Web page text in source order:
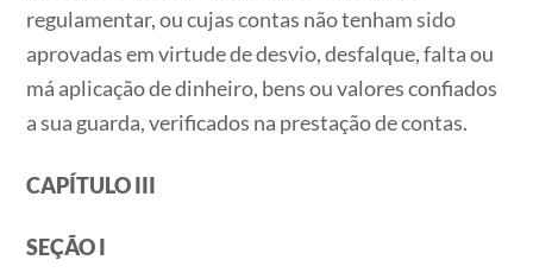
regulamentar, ou cujas contas não tenham sido
aprovadas em virtude de desvio, desfalque, falta ou
má aplicação de dinheiro, bens ou valores confiados
a sua guarda, verificados na prestação de contas.
CAPÍTULO III
SEÇÃO I